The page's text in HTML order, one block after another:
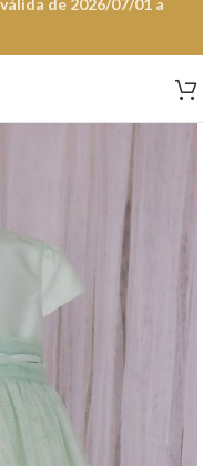
de 2026/07/01 a